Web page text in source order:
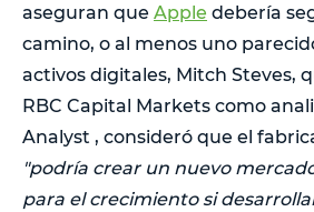
aseguran que Apple debería
camino, o al menos uno
activos digitales, Mitch Steves,
RBC Capital Markets como
Analyst , consideró que el
"podría crear un nuevo
para el crecimiento si